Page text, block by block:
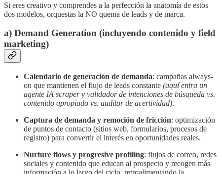
Si eres creativo y comprendes a la perfección la anatomía de estos
dos modelos, orquestas la NO quema de leads y de marca.
a) Demand Generation (incluyendo contenido y field
marketing)
Calendario de generación de demanda: campañas always-
on que mantienen el flujo de leads constante (aquí entra un
agente IA scraper y validador de intenciones de búsqueda vs.
contenido apropiado vs. auditor de acertividad).
Captura de demanda y remoción de fricción: optimización
de puntos de contacto (sitios web, formularios, procesos de
registro) para convertir el interés en oportunidades reales.
Nurture flows y progresive profiling: flujos de correo, redes
sociales y contenido que educan al prospecto y recogen más
información a lo largo del ciclo, retroalimentando la